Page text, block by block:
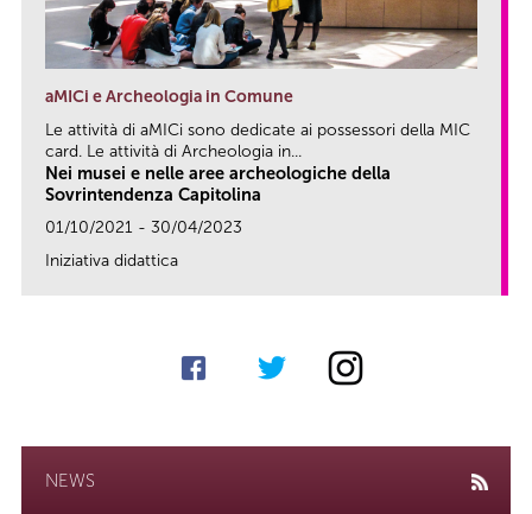
aMICi e Archeologia in Comune
Le attività di aMICi sono dedicate ai possessori della MIC
card. Le attività di Archeologia in...
Nei musei e nelle aree archeologiche della
Sovrintendenza Capitolina
01/10/2021 - 30/04/2023
Iniziativa didattica
NEWS